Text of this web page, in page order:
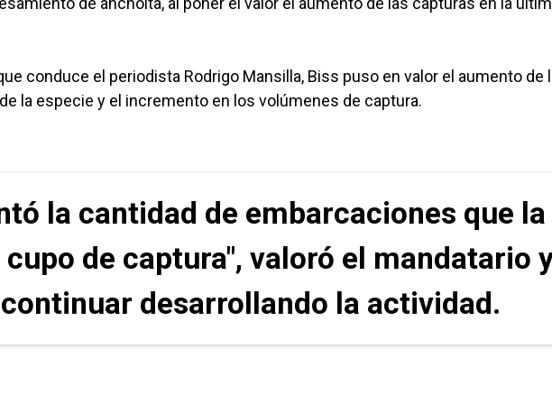
conduce el periodista Rodrigo Mansilla, Biss puso en valor el aumento de
la especie y el incremento en los volúmenes de captura.
la cantidad de embarcaciones que la
de captura", valoró el mandatario
desarrollando la actividad.